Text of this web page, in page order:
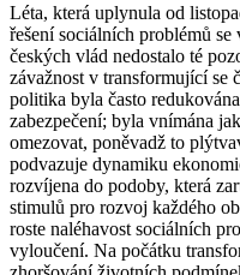
Léta, která uplynula od
řešení sociálních problémů
českých vlád nedostalo té
závažnost v transformující se
politika byla často
zabezpečení; byla vnímána
omezovat, poněvadž to
podvazuje dynamiku
rozvíjena do podoby, která
stimulů pro rozvoj každého
roste naléhavost sociálních
vyloučení. Na počátku